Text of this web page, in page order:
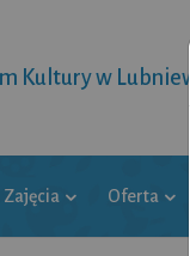
Kultury w
Zajęcia Oferta